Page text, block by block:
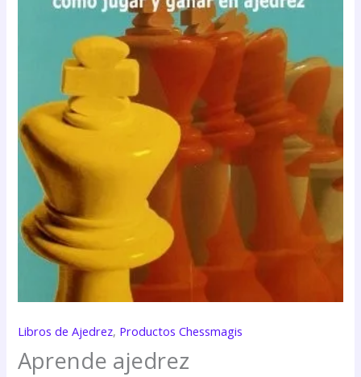
Libros de Ajedrez, Productos Chessmagis
Aprende ajedrez